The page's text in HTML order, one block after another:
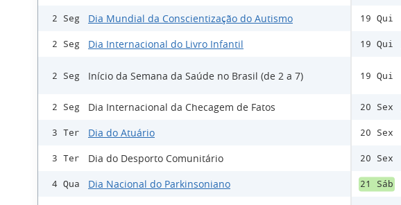
2 Seg Dia Mundial da Conscientização do Autismo
2 Seg Dia Internacional do Livro Infantil
2 Seg Início da Semana da Saúde no Brasil (de 2 a 7)
2 Seg Dia Internacional da Checagem de Fatos
3 Ter Dia do Atuário
3 Ter Dia do Desporto Comunitário
4 Qua Dia Nacional do Parkinsoniano
19 Qui
19 Qui
19 Qui
20 Sex
20 Sex
20 Sex
21 Sáb